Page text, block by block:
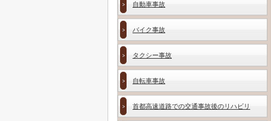
自動車事故
バイク事故
タクシー事故
自転車事故
首都高速道路での交通事故後のリハビリ